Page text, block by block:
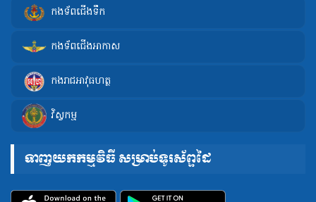
កងទ័ពជើងទឹក
កងទ័ពជើងអាកាស
កងរាជអាវុធហត្ថ
វិស្វកម្ម
ទាញយកកម្មវិធី សម្រាប់ទូរស័ព្ទដៃ